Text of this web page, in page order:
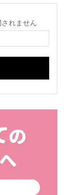
れません